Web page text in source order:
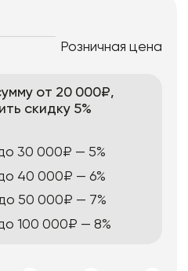
Розничная цена
от 20 000₽,
скидку 5%
30 000₽ — 5%
40 000₽ — 6%
50 000₽ — 7%
100 000₽ — 8%